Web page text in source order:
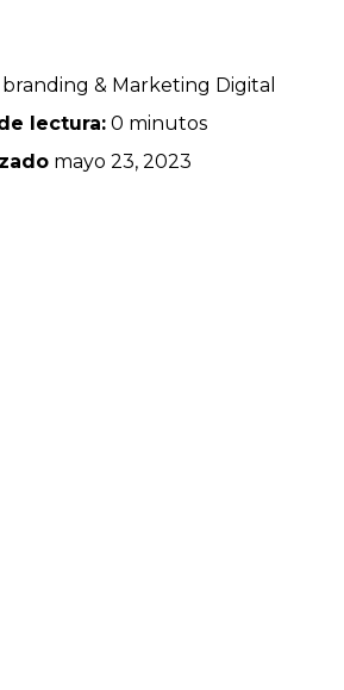
& Marketing Digital
lectura:0 minutos
mayo 23, 2023